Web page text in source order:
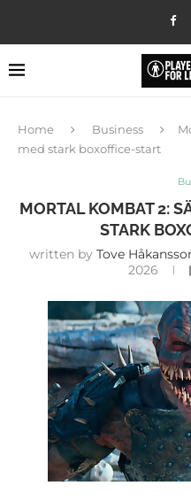
Home Business
med stark boxoffice-start
MORTAL KOMBAT 2:
STARK
written by Tove
2026